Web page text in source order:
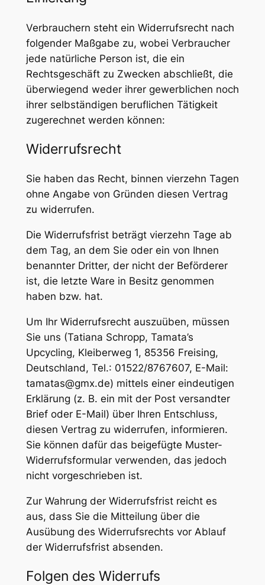
Verbrauchern steht ein Widerrufsrecht nach
folgender Maßgabe zu, wobei Verbraucher
jede natürliche Person ist, die ein
Rechtsgeschäft zu Zwecken abschließt, die
überwiegend weder ihrer gewerblichen noch
ihrer selbständigen beruflichen Tätigkeit
zugerechnet werden können:
Widerrufsrecht
Sie haben das Recht, binnen vierzehn Tagen
ohne Angabe von Gründen diesen Vertrag
zu widerrufen.
Die Widerrufsfrist beträgt vierzehn Tage ab
dem Tag, an dem Sie oder ein von Ihnen
benannter Dritter, der nicht der Beförderer
ist, die letzte Ware in Besitz genommen
haben bzw. hat.
Um Ihr Widerrufsrecht auszuüben, müssen
Sie uns (Tatiana Schropp, Tamata’s
Upcycling, Kleiberweg 1, 85356 Freising,
Deutschland, Tel.: 01522/8767607, E-Mail:
tamatas@gmx.de) mittels einer eindeutigen
Erklärung (z. B. ein mit der Post versandter
Brief oder E-Mail) über Ihren Entschluss,
diesen Vertrag zu widerrufen, informieren.
Sie können dafür das beigefügte Muster-
Widerrufsformular verwenden, das jedoch
nicht vorgeschrieben ist.
Zur Wahrung der Widerrufsfrist reicht es
aus, dass Sie die Mitteilung über die
Ausübung des Widerrufsrechts vor Ablauf
der Widerrufsfrist absenden.
Folgen des Widerrufs